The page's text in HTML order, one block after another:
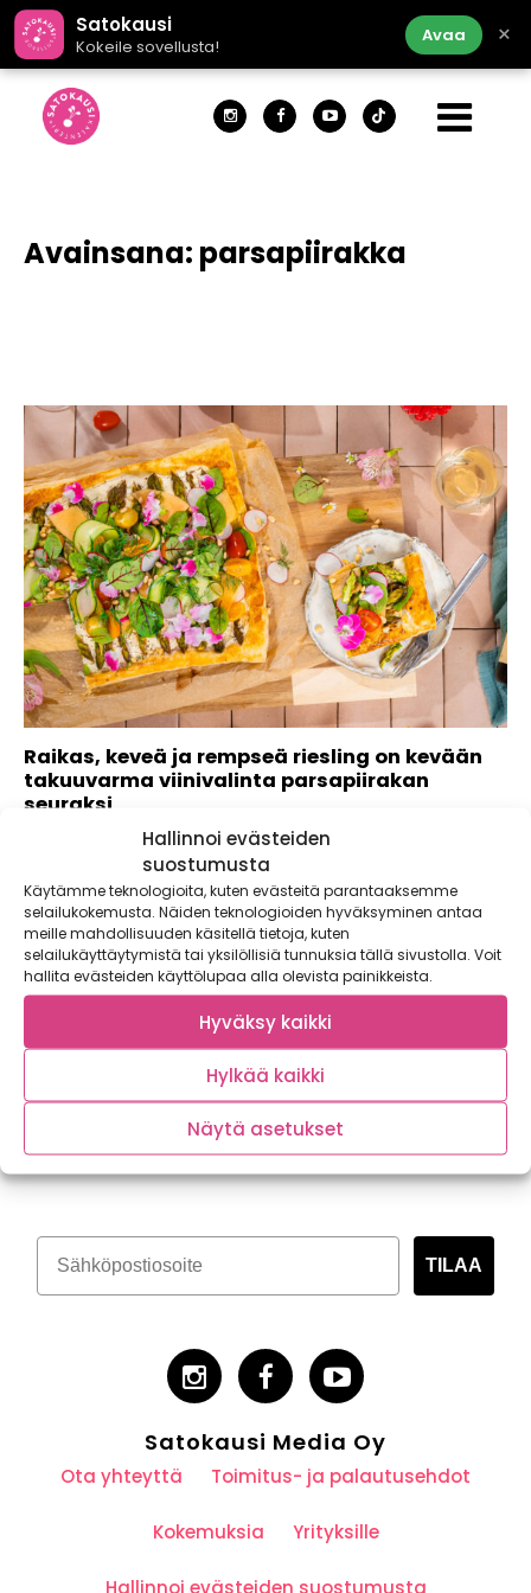
Hallinnoi evästeiden
suostumusta
Käytämme teknologioita, kuten evästeitä parantaaksemme
selailukokemusta. Näiden teknologioiden hyväksyminen antaa
meille mahdollisuuden käsitellä tietoja, kuten
selailukäyttäytymistä tai yksilöllisiä tunnuksia tällä sivustolla. Voit
hallita evästeiden käyttölupaa alla olevista painikkeista.
Hyväksy kaikki
Hylkää kaikki
Näytä asetukset
Satokausi
Kokeile sovellusta!
Avaa ×
Avainsana: parsapiirakka
Raikas, keveä ja rempseä riesling on kevään
takuuvarma viinivalinta parsapiirakan
seuraksi
Kevään saapuessa aurinko saa viinilasinkin kimaltelemaan,
ja silloin paras täyte lasiin on ihana,...
Tilaa kasvispitoinen uutiskirje
TILAA
Satokausi Media Oy
Ota yhteyttä Toimitus- ja palautusehdot
Kokemuksia Yrityksille
Hallinnoi evästeiden suostumusta